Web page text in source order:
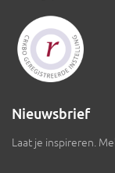
Nieuwsbrief
Laat je inspireren.